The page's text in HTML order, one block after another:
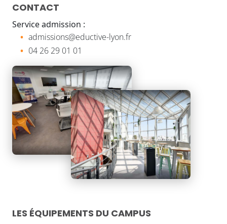
CONTACT
Service admission :
admissions@eductive-lyon.fr
04 26 29 01 01
LES ÉQUIPEMENTS DU CAMPUS